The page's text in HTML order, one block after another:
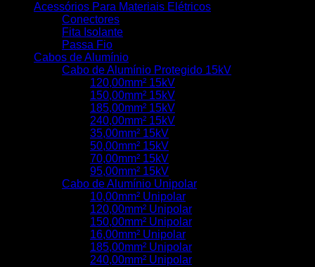
Acessórios Para Materiais Elétricos
Conectores
Fita Isolante
Passa Fio
Cabos de Alumínio
Cabo de Alumínio Protegido 15kV
120,00mm² 15kV
150,00mm² 15kV
185,00mm² 15kV
240,00mm² 15kV
35,00mm² 15kV
50,00mm² 15kV
70,00mm² 15kV
95,00mm² 15kV
Cabo de Alumínio Unipolar
10,00mm² Unipolar
120,00mm² Unipolar
150,00mm² Unipolar
16,00mm² Unipolar
185,00mm² Unipolar
240,00mm² Unipolar